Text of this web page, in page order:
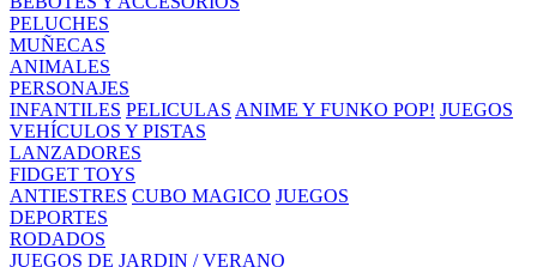
PELUCHES
MUÑECAS
ANIMALES
PERSONAJES
INFANTILES PELICULAS ANIME Y FUNKO POP! JUEGOS
VEHÍCULOS Y PISTAS
LANZADORES
FIDGET TOYS
ANTIESTRES CUBO MAGICO JUEGOS
DEPORTES
RODADOS
JUEGOS DE JARDIN / VERANO